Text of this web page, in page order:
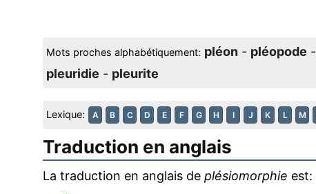
Mots proches alphabétiquement: pléon - pléopode -
pleuridie - pleurite
Lexique: A B C D E F G H I J K L M
Traduction en anglais
La traduction en anglais de plésiomorphie est: